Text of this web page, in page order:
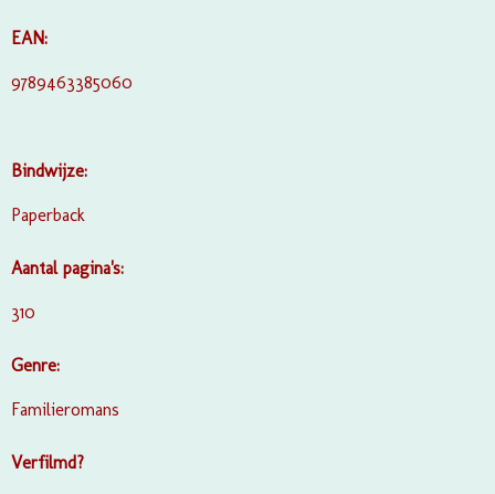
EAN:
9789463385060
Bindwijze:
Paperback
Aantal pagina's:
310
Genre:
Familieromans
Verfilmd?